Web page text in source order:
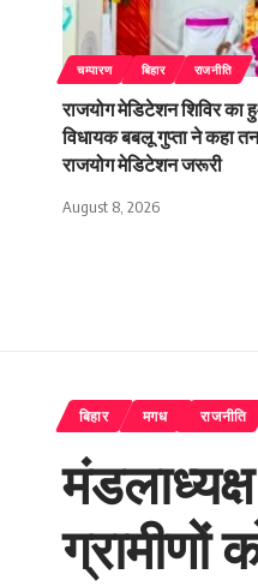
चम्पारण बिहार राजनीति
राजयोग मेडिटेशन शिविर का
विधायक बबलू गुप्ता ने कहा
राजयोग मेडिटेशन जरूरी
August 8, 2026
बिहार मगध राजनीति
ग्रामीणों